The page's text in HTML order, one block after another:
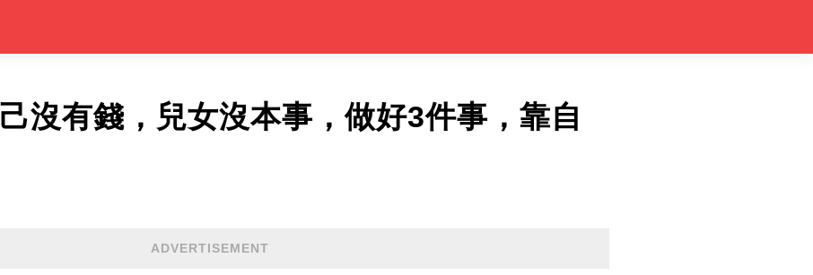
沒有錢，兒女沒本事，做好3件事，靠自
ADVERTISEMENT